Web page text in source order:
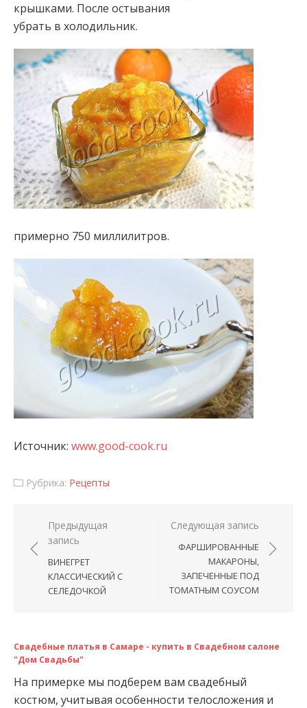
крышками. После остывания
убрать в холодильник.
примерно 750 миллилитров.
Источник: www.good-cook.ru
Рубрика: Рецепты
Навигация по записям
Предыдущая
запись
ВИНЕГРЕТ
КЛАССИЧЕСКИЙ С
СЕЛЕДОЧКОЙ
Следующая запись
ФАРШИРОВАННЫЕ
МАКАРОНЫ,
ЗАПЕЧЕННЫЕ ПОД
ТОМАТНЫМ СОУСОМ
Свадебные платья в Самаре - купить в Свадебном салоне
"Дом Свадьбы"
На примерке мы подберем вам свадебный
костюм, учитывая особенности телосложения и